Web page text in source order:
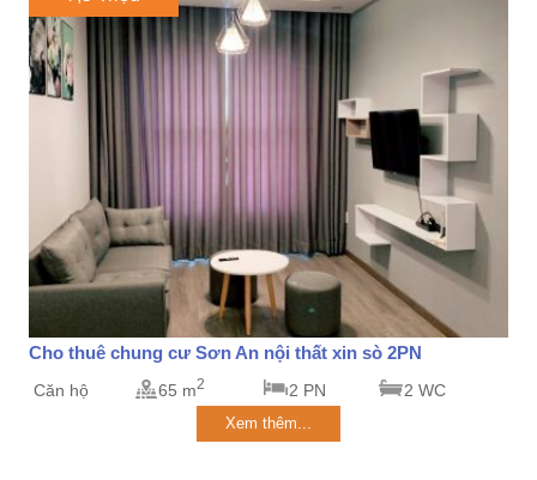
Cho thuê chung cư Sơn An nội thất xin sò 2PN
Căn hộ 65 m2 2 PN 2 WC
Xem thêm...